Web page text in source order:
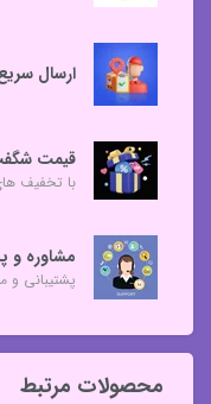
ارسال
قیمت
با تخفیف
مشاوره و
پشتیبانی و
محصولات مرتبط